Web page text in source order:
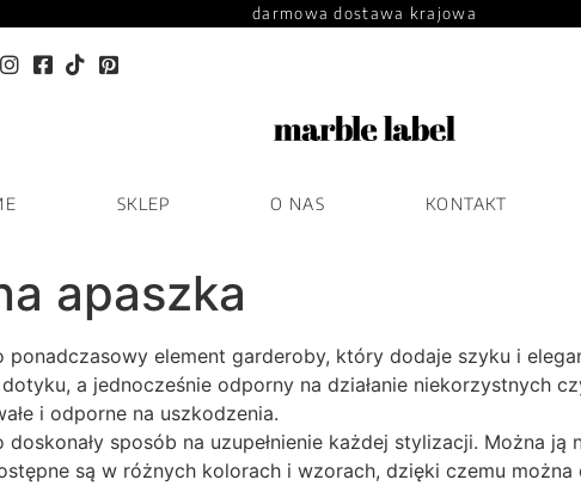
darmowa dostawa krajowa
SKLEP O NAS KONTAKT
apaszka
ponadczasowy element garderoby, który dodaje szyku i
a jednocześnie odporny na działanie niekorzystnych
i odporne na uszkodzenia.
doskonały sposób na uzupełnienie każdej stylizacji. Można
są w różnych kolorach i wzorach, dzięki czemu